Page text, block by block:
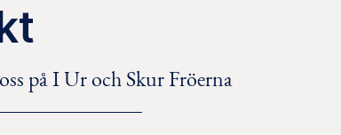
på I Ur och Skur Fröerna